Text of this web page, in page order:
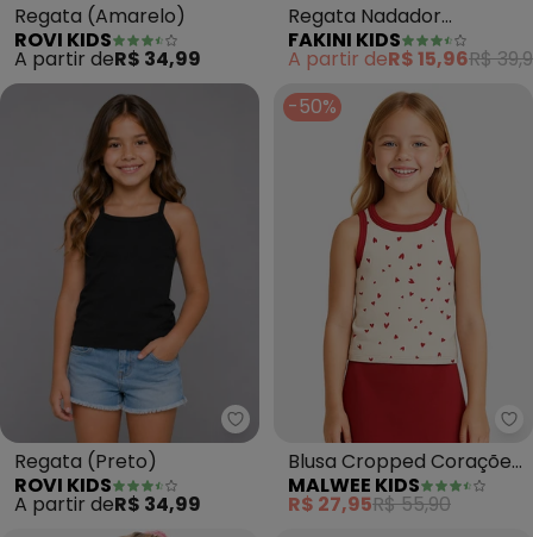
Regata (Amarelo)
ROVI KIDS
A partir deR$ 34,99
Regata Nadador
(Branco)
FAKINI KIDS
A partir deR$ 15,96R$
Rovi Kids - Regata (Preto)
Regata (Preto)
ROVI KIDS
A partir deR$ 34,99
-50%
Blusa Cropped Corações
Canelada (Vermelho)
MALWEE KIDS
R$ 27,95R$ 55,90